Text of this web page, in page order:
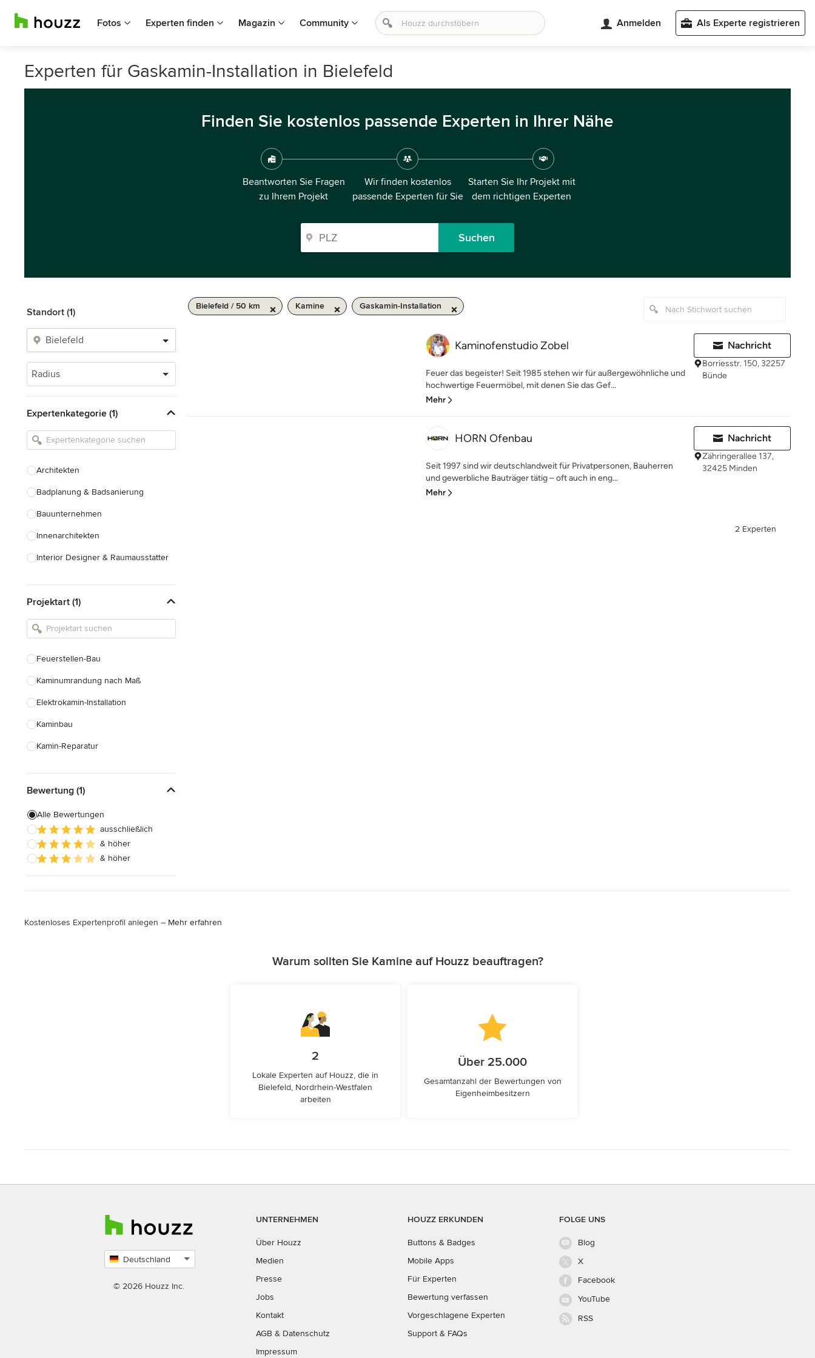
Fotos Experten finden Magazin Community Anmelden Als Experte registrieren
Experten für Gaskamin-Installation in Bielefeld
Finden Sie kostenlos passende Experten in Ihrer Nähe
Beantworten Sie Fragen
zu Ihrem Projekt
Wir finden kostenlos
passende Experten für Sie
Starten Sie Ihr Projekt mit
dem richtigen Experten
Suchen
Standort (1)
Radius
Expertenkategorie (1)
Architekten
Badplanung & Badsanierung
Bauunternehmen
Innenarchitekten
Interior Designer & Raumausstatter
Landschaftsarchitekten
Armaturen & Sanitärbedarf
Projektart (1)
Feuerstellen-Bau
Kaminumrandung nach Maß
Elektrokamin-Installation
Kaminbau
Kamin-Reparatur
Gartenkamin-Bau
Schornsteinbau
Alle anzeigen
Bewertung (1)
Alle Bewertungen
ausschließlich
& höher
& höher
Bielefeld / 50 km Kamine Gaskamin-Installation
Kaminofenstudio Zobel
Feuer das begeister! Seit 1985 stehen wir für außergewöhnliche und
hochwertige Feuermöbel, mit denen Sie das Gef...
Mehr
Nachricht
Borriesstr. 150, 32257
Bünde
HORN Ofenbau
Seit 1997 sind wir deutschlandweit für Privatpersonen, Bauherren
und gewerbliche Bauträger tätig – oft auch in eng...
Mehr
Nachricht
Zähringerallee 137,
32425 Minden
2 Experten
Kostenloses Expertenprofil anlegen – Mehr erfahren
Warum sollten Sie Kamine auf Houzz beauftragen?
2
Lokale Experten auf Houzz, die in
Bielefeld, Nordrhein-Westfalen
arbeiten
Über 25.000
Gesamtanzahl der Bewertungen von
Eigenheimbesitzern
Deutschland
auswählen
© 2026 Houzz Inc.
UNTERNEHMEN
Über Houzz
Medien
Presse
Jobs
Kontakt
AGB & Datenschutz
Impressum
HOUZZ ERKUNDEN
Buttons & Badges
Mobile Apps
Für Experten
Bewertung verfassen
Vorgeschlagene Experten
Support & FAQs
FOLGE UNS
Blog
X
Facebook
YouTube
RSS